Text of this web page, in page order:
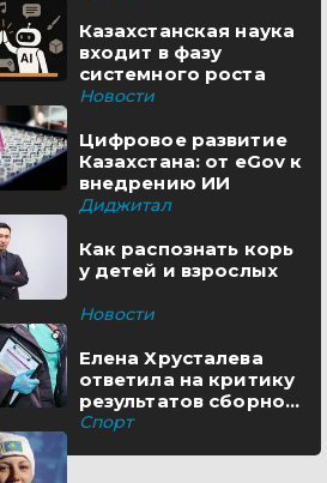
Казахстанская наука
входит в фазу
системного роста
Новости
Цифровое развитие
Казахстана: от eGov к
внедрению ИИ
Диджитал
Как распознать корь
у детей и взрослых
Новости
Елена Хрусталева
ответила на критику
результатов сборной
Казахстана
Спорт